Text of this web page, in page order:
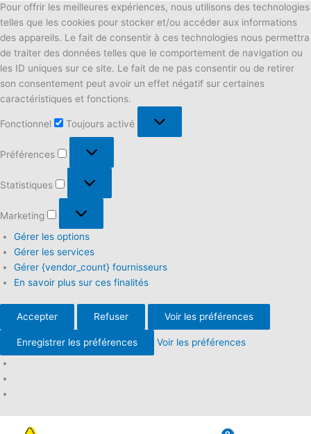
Pour offrir les meilleures expériences, nous utilisons des technologies
telles que les cookies pour stocker et/ou accéder aux informations
des appareils. Le fait de consentir à ces technologies nous permettra
de traiter des données telles que le comportement de navigation ou
les ID uniques sur ce site. Le fait de ne pas consentir ou de retirer
son consentement peut avoir un effet négatif sur certaines
caractéristiques et fonctions.
Fonctionnel
Toujours activé
Préférences
Statistiques
Marketing
Gérer les options
Gérer les services
Gérer {vendor_count} fournisseurs
En savoir plus sur ces finalités
Accepter Refuser Voir les préférences
Enregistrer les préférences Voir les préférences